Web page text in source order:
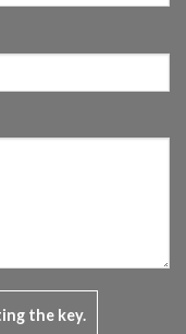
the key.